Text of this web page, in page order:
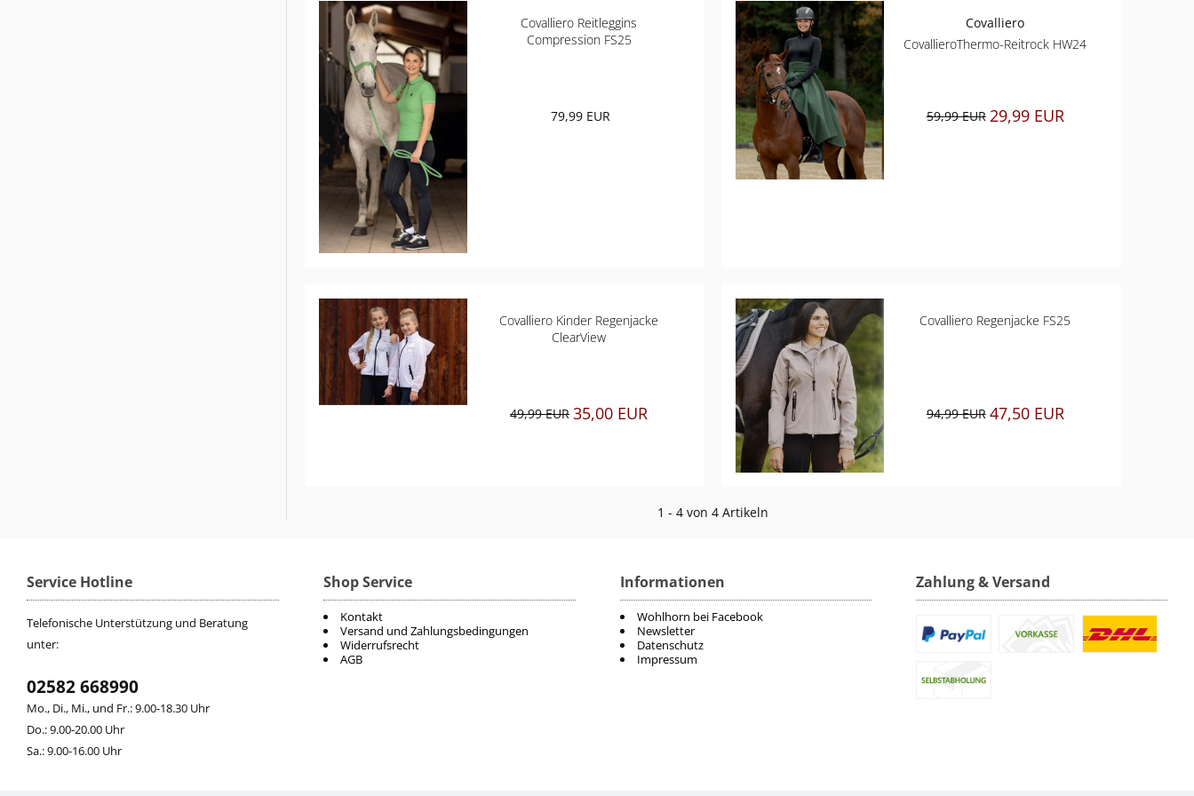
Covalliero Reitleggins
Compression FS25
79,99 EUR
Covalliero
CovallieroThermo-Reitrock HW24
59,99 EUR 29,99 EUR
Covalliero Kinder Regenjacke
ClearView
49,99 EUR 35,00 EUR
Covalliero Regenjacke FS25
94,99 EUR 47,50 EUR
1 - 4 von 4 Artikeln
Service Hotline
Telefonische Unterstützung und Beratung
unter:
02582 668990
Mo., Di., Mi., und Fr.: 9.00-18.30 Uhr
Do.: 9.00-20.00 Uhr
Sa.: 9.00-16.00 Uhr
Shop Service
Kontakt
Versand und Zahlungsbedingungen
Widerrufsrecht
AGB
Informationen
Wohlhorn bei Facebook
Newsletter
Datenschutz
Impressum
Zahlung & Versand